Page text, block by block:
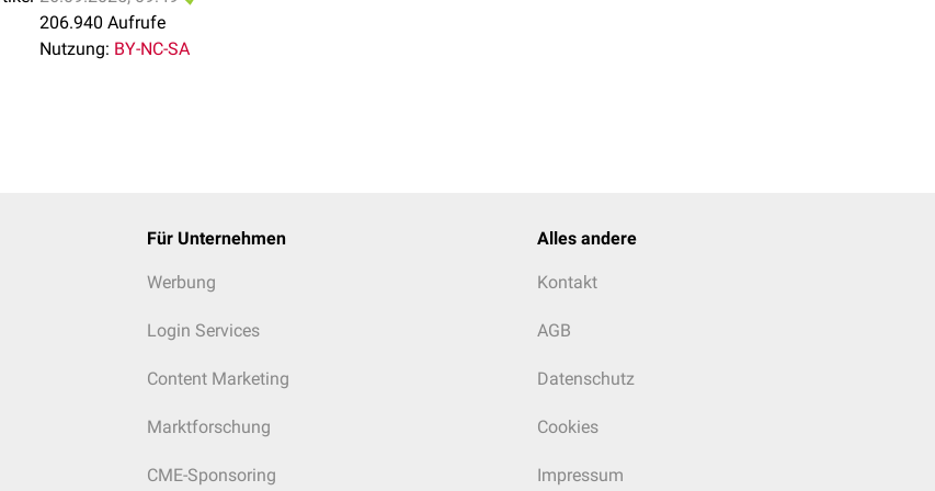
unvollständigen Urinsammlung: Eiweiß-Ausscheidung in 24 h wird zu niedrig
auf die Kreatininkonzentration wird die Proteinurie sichtbar.
206.940 Aufrufe
Nutzung: BY-NC-SA
Für Unternehmen
Werbung
Login Services
Content Marketing
Marktforschung
CME-Sponsoring
Alles andere
Kontakt
AGB
Datenschutz
Cookies
Impressum